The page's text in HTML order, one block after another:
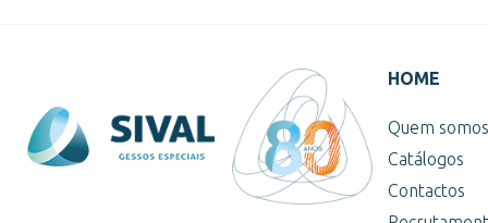
HOME
Quem somos
Catálogos
Contactos